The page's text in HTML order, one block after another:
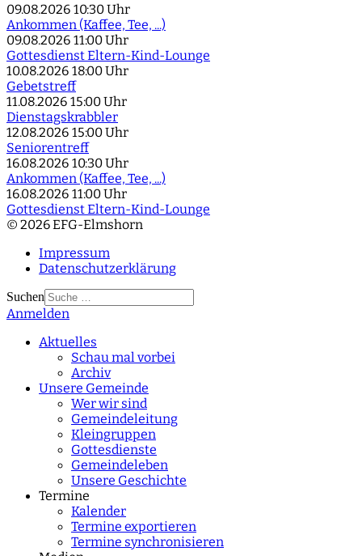
09.08.2026 10:30 Uhr
Ankommen (Kaffee, Tee, ...)
09.08.2026 11:00 Uhr
Gottesdienst Eltern-Kind-Lounge
10.08.2026 18:00 Uhr
Gebetstreff
11.08.2026 15:00 Uhr
Dienstagskrabbler
12.08.2026 15:00 Uhr
Seniorentreff
16.08.2026 10:30 Uhr
Ankommen (Kaffee, Tee, ...)
16.08.2026 11:00 Uhr
Gottesdienst Eltern-Kind-Lounge
© 2026 EFG-Elmshorn
Impressum
Datenschutzerklärung
Suchen
Type 2 or more
Anmelden
Aktuelles
Schau mal vorbei
Archiv
Unsere Gemeinde
Wer wir sind
Gemeindeleitung
Kleingruppen
Gottesdienste
Gemeindeleben
Unsere Geschichte
Termine
Kalender
Termine exportieren
Termine synchronisieren